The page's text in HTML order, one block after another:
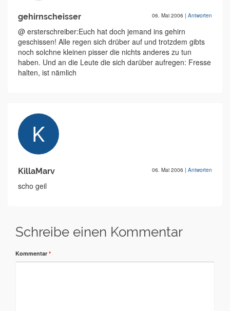
gehirnscheisser 06. Mai 2006 | Antworten
@ ersterschreiber:Euch hat doch jemand ins gehirn
geschissen! Alle regen sich drüber auf und trotzdem gibts
noch solchne kleinen pisser die nichts anderes zu tun
haben. Und an die Leute die sich darüber aufregen: Fresse
halten, ist nämlich
KillaMarv 06. Mai 2006 | Antworten
scho geil
Schreibe einen Kommentar
Kommentar *